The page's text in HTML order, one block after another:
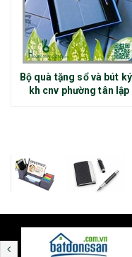
Bộ quà tặng sổ và bút
kh cnv phường tân lập